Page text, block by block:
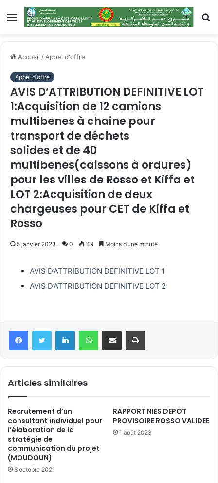
Accueil / Appel d'offre
Appel d'offre
AVIS D’ATTRIBUTION DEFINITIVE LOT
1:Acquisition de 12 camions
multibenes à chaine pour
transport de déchets
solides et de 40
multibenes(caissons à ordures)
pour les villes de Rosso et Kiffa et
LOT 2:Acquisition de deux
chargeuses pour CET de Kiffa et
Rosso
5 janvier 2023 0 49 Moins d’une minute
AVIS D’ATTRIBUTION DEFINITIVE LOT 1
AVIS D’ATTRIBUTION DEFINITIVE LOT 2
Articles similaires
Recrutement d’un
consultant individuel pour
l’élaboration de la
stratégie de
communication du projet
(MOUDOUN)
8 octobre 2021
RAPPORT NIES DEPOT
PROVISOIRE ROSSO VALIDEE
1 août 2023